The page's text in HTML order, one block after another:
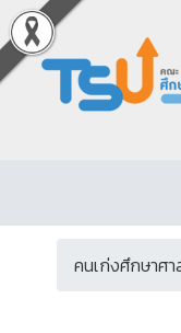
คนเก่งศึกษาศ